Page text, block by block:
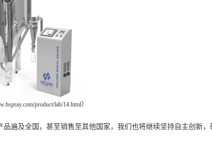
product/lab/14.html）
及全国，甚至销售至其他国家，我们也将继续坚持自主创新，